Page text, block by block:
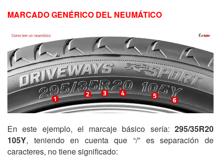
MARCADO GENÉRICO DEL NEUMÁTICO
En este ejemplo, el marcaje básico sería: 295/35R20
105Y, teniendo en cuenta que “/” es separación de
caracteres, no tiene significado: